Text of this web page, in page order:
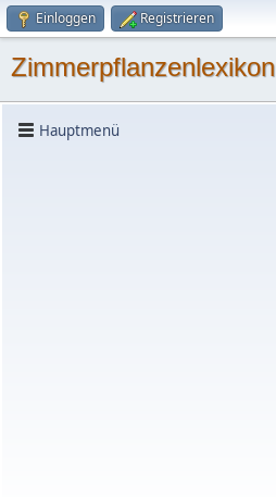
Einloggen Registrieren
Zimmerpflanzenlexikon
Hauptmenü